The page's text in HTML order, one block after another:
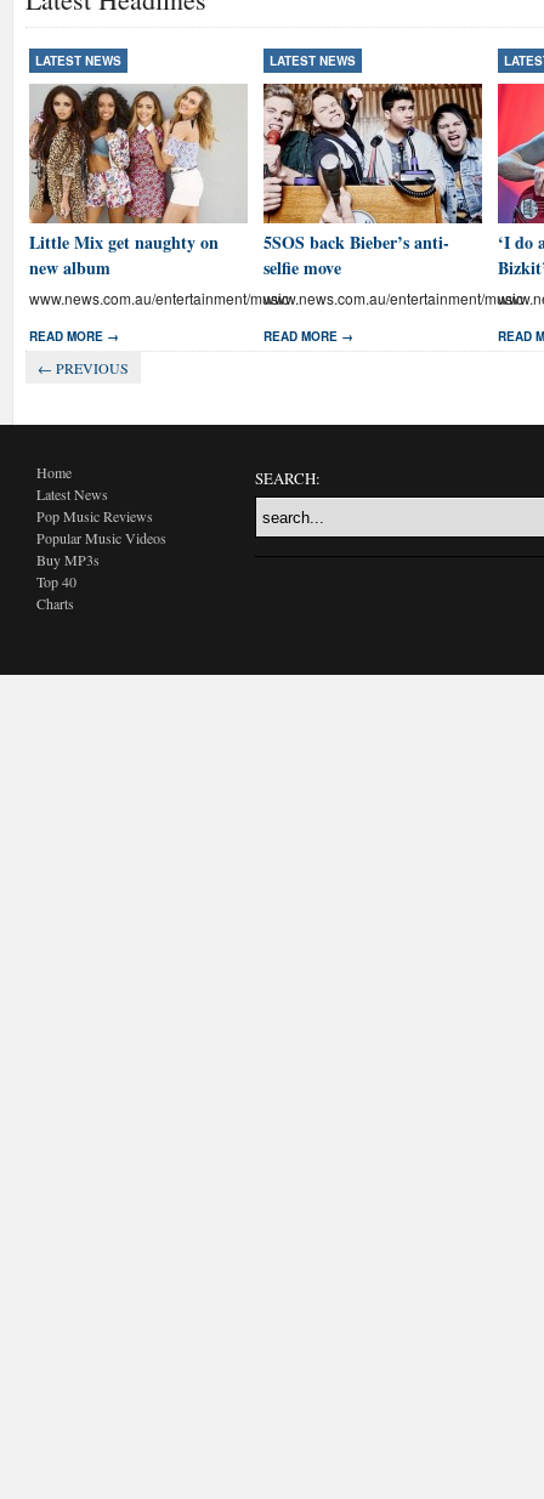
LATEST NEWS
Little Mix get naughty on
new album
www.news.com.au/entertainment/music
READ MORE →
LATEST NEWS
5SOS back Bieber’s anti-
selfie move
www.news.com.au/entertainment/music
READ MORE →
‘I do
READ
← PREVIOUS
Home
Latest News
Pop Music Reviews
Popular Music Videos
Buy MP3s
Top 40
Charts
SEARCH: